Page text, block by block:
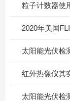
粒子计数器使
2020年美国
太阳能光伏检
红外热像仪其
太阳能光伏检